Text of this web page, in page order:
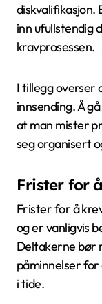
diskvalifikasjon.
inn ufullstendig
kravprosessen.
I tillegg
innsending. Å
at man mister
seg organisert
Frister for
Frister for å
og er vanligvis
Deltakerne bør
påminnelser for
i tide.